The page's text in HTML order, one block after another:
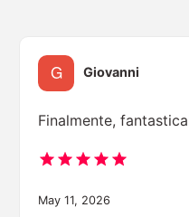
Giovanni
Finalmente,
May 11, 2026